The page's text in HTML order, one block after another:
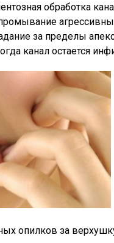
обработка
за пределы
канал остается
опилков за